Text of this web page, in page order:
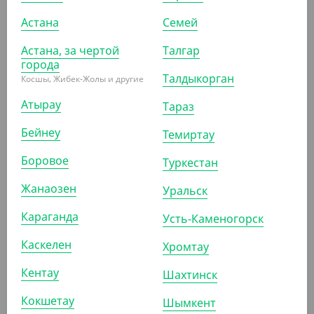
690₸
Стакан пластиковый, белый, 200 мл
(59.80₸
Стакан 400 мл, для горячего, черный, ПП
Астана
Астана, за чертой
города
Косшы, Жибек-Жолы и другие
Атырау
Бейнеу
Боровое
Жанаозен
Караганда
Каскелен
Кентау
Кокшетау
Семей
Талгар
Талдыкорган
Тараз
Темиртау
Туркестан
Уральск
Усть-Каменогорск
Хромтау
Шахтинск
Шымкент